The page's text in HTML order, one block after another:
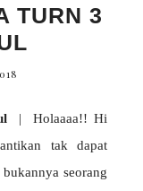
TURN 3
| Holaaaa!! Hi
tak dapat
seorang